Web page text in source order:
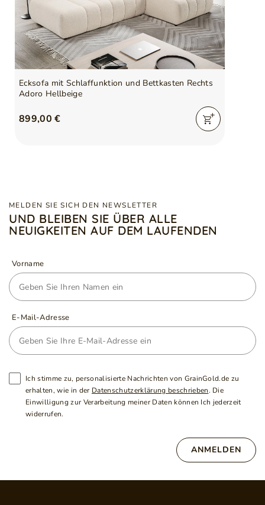
Kissen inklusive Ja
Verantwortliche Stelle für
dieses Produkt in der EU
GrainGold Sp z o.o.
Mehr
Symbol5905242967683
Ecksofa mit Schlaffunktion und Bettkasten Rechts
Adoro Hellbeige
899,00 €
MELDEN SIE SICH DEN NEWSLETTER
UND BLEIBEN SIE ÜBER ALLE
NEUIGKEITEN AUF DEM LAUFENDEN
Vorname
E-Mail-Adresse
Ich stimme zu, personalisierte Nachrichten von GrainGold.de zu
erhalten, wie in der Datenschutzerklärung beschrieben. Die
Einwilligung zur Verarbeitung meiner Daten können Ich jederzeit
widerrufen.
ANMELDEN